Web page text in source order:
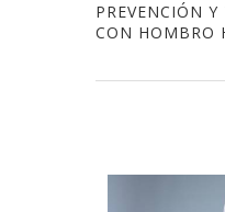
PREVENCIÓN
CON HOMBRO